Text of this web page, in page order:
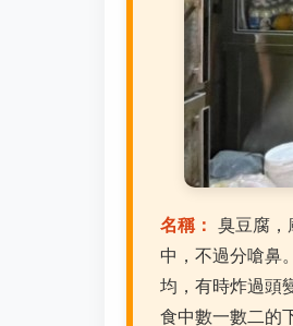
名稱： 臭豆腐，
中，不過分嗆鼻
均，有時炸過頭
食中數一數二的